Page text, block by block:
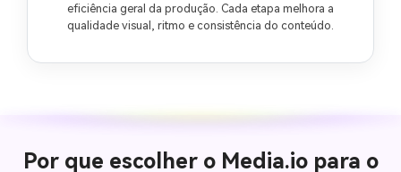
eficiência geral da produção. Cada etapa melhora a
qualidade visual, ritmo e consistência do conteúdo.
Por que escolher o Media.io para o